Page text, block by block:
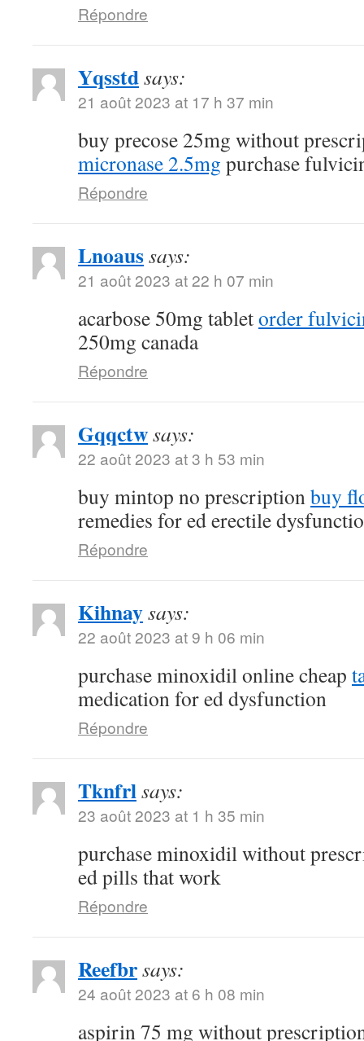
Répondre
Yqsstdsays:
21 août 2023 at 17 h 37 min
buy precose 25mg without
micronase 2.5mg purchase
Répondre
Lnoaussays:
21 août 2023 at 22 h 07 min
acarbose 50mg tabletorder
250mg canada
Répondre
Gqqctwsays:
22 août 2023 at 3 h 53 min
buy mintop no prescriptionbuy
remedies for ed erectile
Répondre
Kihnaysays:
22 août 2023 at 9 h 06 min
purchase minoxidil online cheap
medication for ed dysfunction
Répondre
Tknfrlsays:
23 août 2023 at 1 h 35 min
purchase minoxidil without
ed pills that work
Répondre
Reefbrsays:
24 août 2023 at 6 h 08 min
aspirin 75 mg without